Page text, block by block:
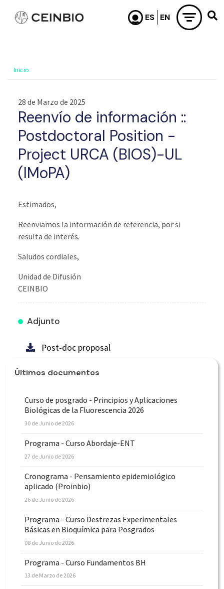
Pasar al contenido principal
Inicio
28 de Marzo de 2025
Reenvío de información ::
Postdoctoral Position -
Project URCA (BIOS)-UL
(IMoPA)
Estimados,
Reenviamos la información de referencia, por si
resulta de interés.
Saludos cordiales,
Unidad de Difusión
CEINBIO
Adjunto
Post-doc proposal
Últimos documentos
Curso de posgrado - Principios y Aplicaciones
Biológicas de la Fluorescencia 2026
30 de Junio de 2026
Programa - Curso Abordaje-ENT
27 de Junio de 2026
Cronograma - Pensamiento epidemiológico
aplicado (Proinbio)
26 de Junio de 2026
Programa - Curso Destrezas Experimentales
Básicas en Bioquímica para Posgrados
08 de Junio de 2026
Programa - Curso Fundamentos BH
13 de Marzo de 2026